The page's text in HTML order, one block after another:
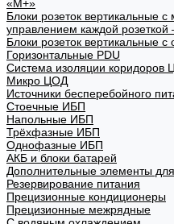
«М+»
Блоки розеток вертикальные
управлением каждой
Блоки розеток вертикальные
Горизонтальные PDU
Система изоляции коридоров
Микро ЦОД
Источники бесперебойного
Стоечные ИБП
Напольные ИБП
Трёхфазные ИБП
Однофазные ИБП
АКБ и блоки батарей
Дополнительные элементы
Резервирование питания
Прецизионные кондиционеры
Прецизионные межрядные